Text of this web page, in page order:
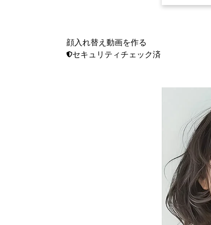
顔入れ替え動画を作る
セキュリティチェック済